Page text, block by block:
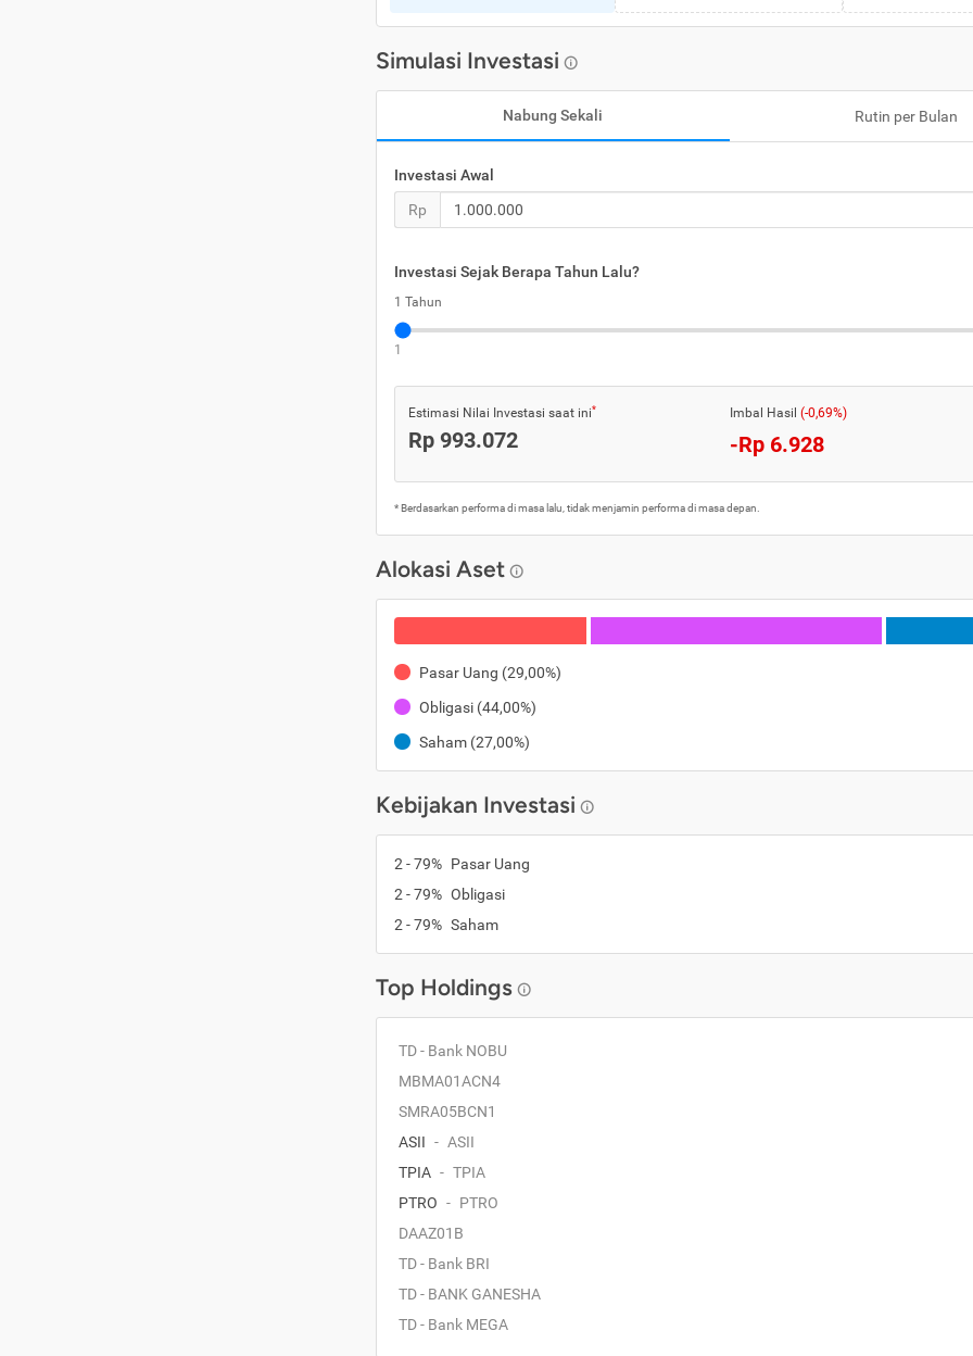
Simulasi Investasi
Nabung Sekali Rutin per Bulan
Investasi Awal
Rp
Investasi Sejak Berapa Tahun Lalu?
1 Tahun
1
Estimasi Nilai Investasi saat ini*
Rp 993.072
Imbal Hasil (-0,69%)
-Rp 6.928
* Berdasarkan performa di masa lalu, tidak menjamin performa di masa depan.
Alokasi Aset
Pasar Uang (29,00%)
Obligasi(44,00%)
Saham(27,00%)
Kebijakan Investasi
2 -79% Pasar Uang
2 -79% Obligasi
2 -79% Saham
Top Holdings
TD - Bank NOBU
MBMA01ACN4
SMRA05BCN1
ASII - ASII
TPIA - TPIA
PTRO - PTRO
DAAZ01B
TD - Bank BRI
TD - BANK GANESHA
TD - Bank MEGA